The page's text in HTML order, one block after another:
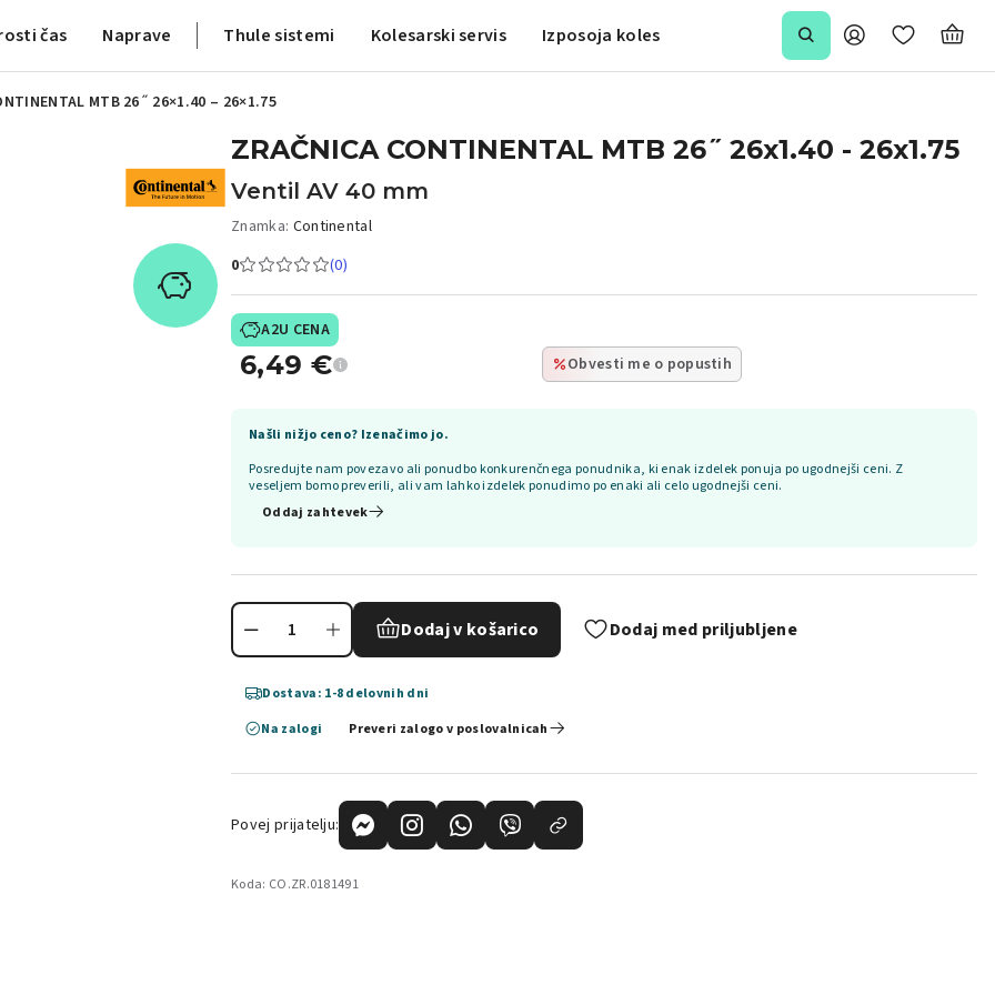
čas Naprave Thule sistemi Kolesarski servis Izposoja koles
MTB 26˝ 26×1.40 – 26×1.75
ZRAČNICA CONTINENTAL MTB 26˝ 26x1.40 - 26x1.75
Ventil AV 40 mm
Znamka: Continental
0
(0)
A2U CENA
6,49 € Obvesti me o popustih
Našli nižjo ceno? Izenačimo jo.
Posredujte nam povezavo ali ponudbo konkurenčnega ponudnika, ki enak izdelek ponuja po ugodnejši ceni. Z
veseljem bomo preverili, ali vam lahko izdelek ponudimo po enaki ali celo ugodnejši ceni.
Oddaj zahtevek
Dodaj v košarico Dodaj med priljubljene
Dostava: 1-8 delovnih dni
Na zalogi
Preveri zalogo v poslovalnicah
Povej prijatelju:
Koda: CO.ZR.0181491